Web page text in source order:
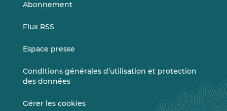
Abonnement
Flux RSS
Espace presse
Conditions générales d’utilisation et protection
des données
Gérer les cookies